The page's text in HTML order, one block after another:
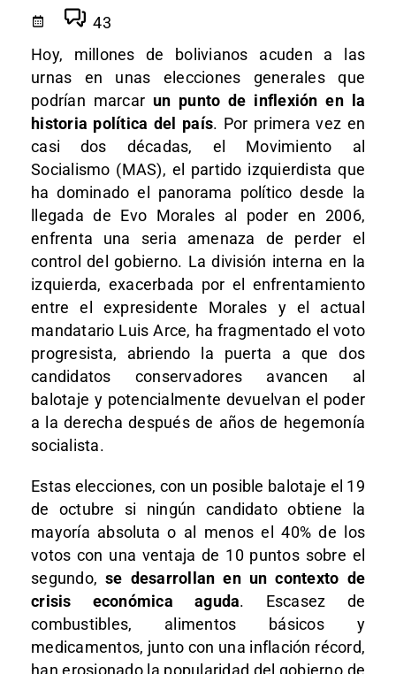
43
Hoy, millones de bolivianos acuden a las
urnas en unas elecciones generales que
podrían marcar un punto de inflexión en la
historia política del país. Por primera vez en
casi dos décadas, el Movimiento al
Socialismo (MAS), el partido izquierdista que
ha dominado el panorama político desde la
llegada de Evo Morales al poder en 2006,
enfrenta una seria amenaza de perder el
control del gobierno. La división interna en la
izquierda, exacerbada por el enfrentamiento
entre el expresidente Morales y el actual
mandatario Luis Arce, ha fragmentado el voto
progresista, abriendo la puerta a que dos
candidatos conservadores avancen al
balotaje y potencialmente devuelvan el poder
a la derecha después de años de hegemonía
socialista.
Estas elecciones, con un posible balotaje el 19
de octubre si ningún candidato obtiene la
mayoría absoluta o al menos el 40% de los
votos con una ventaja de 10 puntos sobre el
segundo,se desarrollan en un contexto de
crisis económica aguda. Escasez de
combustibles, alimentos básicos y
medicamentos, junto con una inflación récord,
han erosionado la popularidad del gobierno de